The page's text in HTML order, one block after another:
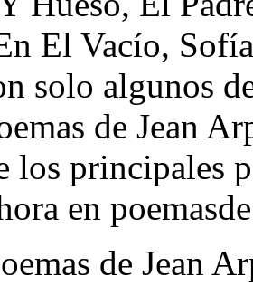
El Vacío,
solo algunos
de Jean
los principales
en
de Jean